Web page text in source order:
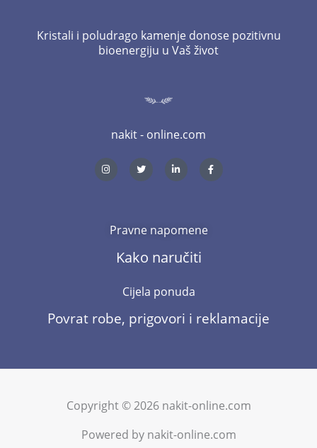
Kristali i poludrago kamenje donose pozitivnu
bioenergiju u Vaš život
nakit - online.com
n
s
t
m
w
i
t
i
n
k
i
a
c
e
Pravne napomene
Kako naručiti
Cijela ponuda
Povrat robe, prigovori i reklamacije
Copyright © 2026 nakit-online.com
Powered by nakit-online.com